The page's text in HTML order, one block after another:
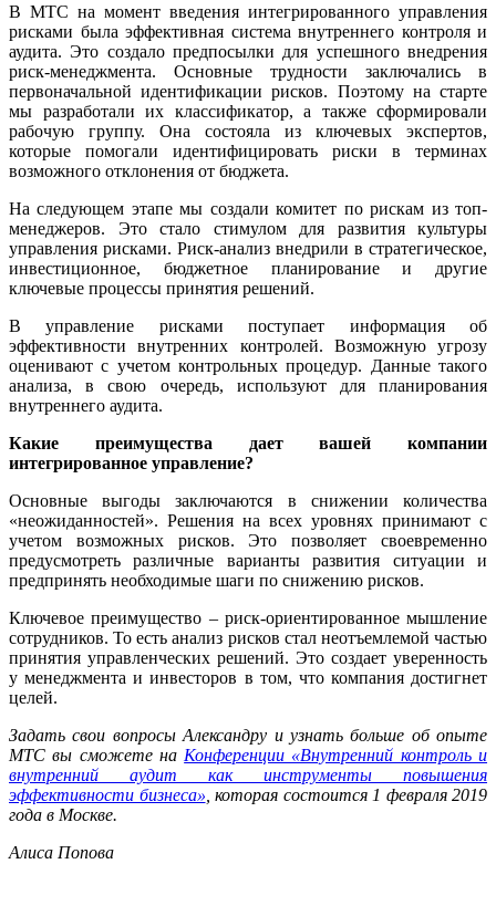
В МТС на момент введения интегрированного управления
рисками была эффективная система внутреннего контроля и
аудита. Это создало предпосылки для успешного внедрения
риск-менеджмента. Основные трудности заключались в
первоначальной идентификации рисков. Поэтому на старте
мы разработали их классификатор, а также сформировали
рабочую группу. Она состояла из ключевых экспертов,
которые помогали идентифицировать риски в терминах
возможного отклонения от бюджета.
На следующем этапе мы создали комитет по рискам из топ-
менеджеров. Это стало стимулом для развития культуры
управления рисками. Риск-анализ внедрили в стратегическое,
инвестиционное, бюджетное планирование и другие
ключевые процессы принятия решений.
В управление рисками поступает информация об
эффективности внутренних контролей. Возможную угрозу
оценивают с учетом контрольных процедур. Данные такого
анализа, в свою очередь, используют для планирования
внутреннего аудита.
Какие преимущества дает вашей компании
интегрированное управление?
Основные выгоды заключаются в снижении количества
«неожиданностей». Решения на всех уровнях принимают с
учетом возможных рисков. Это позволяет своевременно
предусмотреть различные варианты развития ситуации и
предпринять необходимые шаги по снижению рисков.
Ключевое преимущество – риск-ориентированное мышление
сотрудников. То есть анализ рисков стал неотъемлемой частью
принятия управленческих решений. Это создает уверенность
у менеджмента и инвесторов в том, что компания достигнет
целей.
Задать свои вопросы Александру и узнать больше об опыте
МТС вы сможете на Конференции «Внутренний контроль и
внутренний аудит как инструменты повышения
эффективности бизнеса» , которая состоится 1 февраля 2019
года в Москве.
Алиса Попова